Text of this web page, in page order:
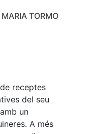
TORMO
receptes
del seu
un
A més